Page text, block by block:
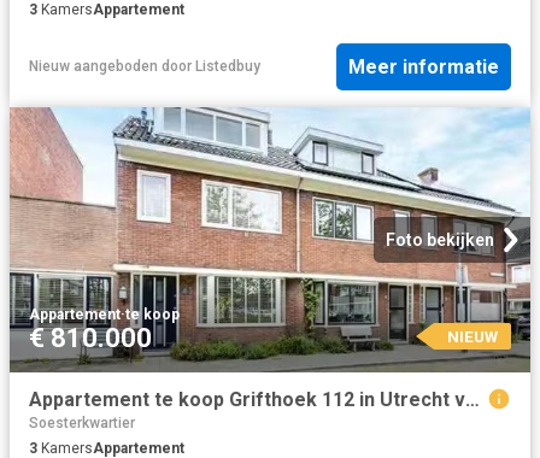
3 KamersAppartement
Nieuw aangeboden door Listedbuy Meer informatie
Foto bekijken
Appartement·te koop
€ 810.000 NIEUW
Appartement te koop Grifthoek 112 in Utrecht voor € 810.000
Soesterkwartier
3 KamersAppartement